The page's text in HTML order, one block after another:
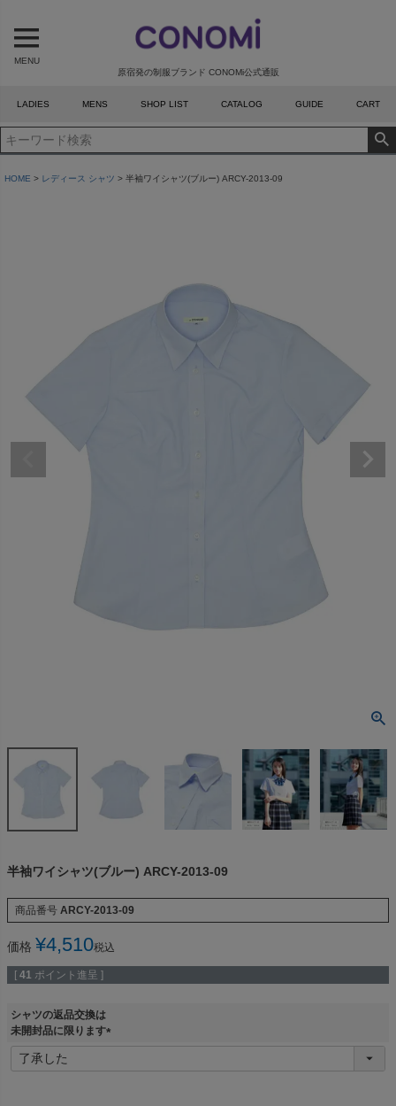
原宿発の制服ブランド CONOMi公式通販
MENU
LADIES MENS SHOP LIST CATALOG GUIDE CART
HOME レディース シャツ 半袖ワイシャツ(ブルー) ARCY-2013-09
半袖ワイシャツ(ブルー) ARCY-2013-09
商品番号 ARCY-2013-09
価格 ¥4,510税込
[ 41 ポイント進呈 ]
シャツの返品交換は
未開封品に限ります
(